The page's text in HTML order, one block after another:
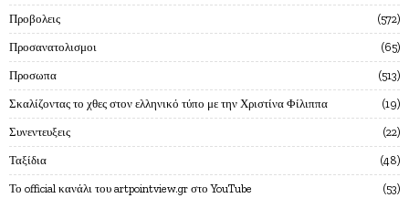
Προβολεις 572
Προσανατολισμοι 65
Προσωπα 513
Σκαλίζοντας το χθες στον ελληνικό τύπο με την Χριστίνα Φίλιππα 19
Συνεντευξεις 22
Ταξίδια 48
Το official κανάλι του artpointview.gr στο YouTube 53